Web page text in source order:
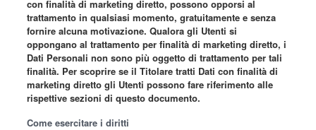
con finalità di marketing diretto, possono opporsi al
trattamento in qualsiasi momento, gratuitamente e senza
fornire alcuna motivazione. Qualora gli Utenti si
oppongano al trattamento per finalità di marketing diretto, i
Dati Personali non sono più oggetto di trattamento per tali
finalità. Per scoprire se il Titolare tratti Dati con finalità di
marketing diretto gli Utenti possono fare riferimento alle
rispettive sezioni di questo documento.
Come esercitare i diritti